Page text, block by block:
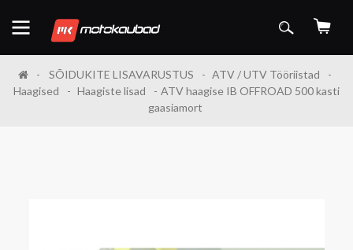
SÕIDUKITE LISAVARUSTUS
ATV / UTV Tööriistad
Haagised
Haagiste lisad
ATV haagise IB OFFROAD 500 kasti
gaasiamort